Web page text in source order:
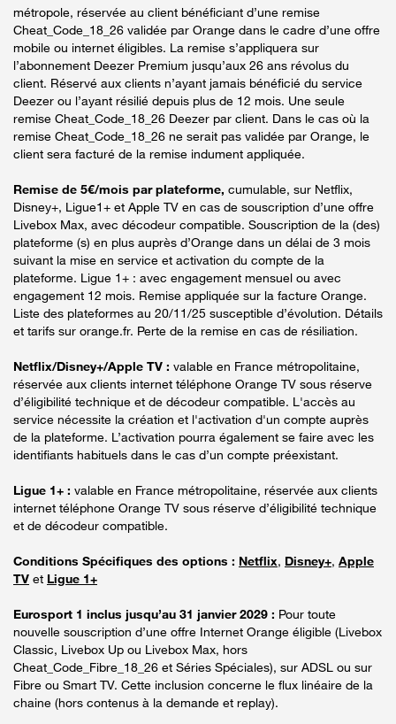
métropole, réservée au client bénéficiant d’une remise
Cheat_Code_18_26 validée par Orange dans le cadre d’une offre
mobile ou internet éligibles. La remise s’appliquera sur
l’abonnement Deezer Premium jusqu’aux 26 ans révolus du
client. Réservé aux clients n’ayant jamais bénéficié du service
Deezer ou l’ayant résilié depuis plus de 12 mois. Une seule
remise Cheat_Code_18_26 Deezer par client. Dans le cas où la
remise Cheat_Code_18_26 ne serait pas validée par Orange, le
client sera facturé de la remise indument appliquée.
Remise de 5€/mois par plateforme, cumulable, sur Netflix,
Disney+, Ligue1+ et Apple TV en cas de souscription d’une offre
Livebox Max, avec décodeur compatible. Souscription de la (des)
plateforme (s) en plus auprès d’Orange dans un délai de 3 mois
suivant la mise en service et activation du compte de la
plateforme. Ligue 1+ : avec engagement mensuel ou avec
engagement 12 mois. Remise appliquée sur la facture Orange.
Liste des plateformes au 20/11/25 susceptible d’évolution. Détails
et tarifs sur orange.fr. Perte de la remise en cas de résiliation.
Netflix/Disney+/Apple TV : valable en France métropolitaine,
réservée aux clients internet téléphone Orange TV sous réserve
d’éligibilité technique et de décodeur compatible. L'accès au
service nécessite la création et l'activation d'un compte auprès
de la plateforme. L’activation pourra également se faire avec les
identifiants habituels dans le cas d’un compte préexistant.
Ligue 1+ : valable en France métropolitaine, réservée aux clients
internet téléphone Orange TV sous réserve d’éligibilité technique
et de décodeur compatible.
Conditions Spécifiques des options : Netflix, Disney+, Apple
TV et Ligue 1+
Eurosport 1 inclus jusqu’au 31 janvier 2029 : Pour toute
nouvelle souscription d’une offre Internet Orange éligible (Livebox
Classic, Livebox Up ou Livebox Max, hors
Cheat_Code_Fibre_18_26 et Séries Spéciales), sur ADSL ou sur
Fibre ou Smart TV. Cette inclusion concerne le flux linéaire de la
chaine (hors contenus à la demande et replay).